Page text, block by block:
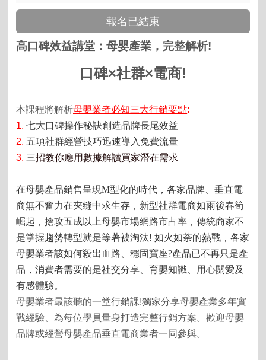
報名已結束
高口碑效益講堂：母嬰產業，完整解析!
口碑×社群×電商!
本課程將解析母嬰業者必知三大行銷要點:
1. 七大口碑操作秘訣創造品牌長尾效益
2. 五項社群經營技巧迅速導入免費流量
3. 三招教你應用數據解讀買家潛在需求
在母嬰產品銷售呈現M型化的時代，各家品牌、垂直電
商無不奮力在夾縫中求生存，新型社群電商如雨後春筍
崛起，搶攻五成以上母嬰市場網路市占率，傳統商家不
是掌握趨勢轉型就是等著被淘汰!如火如荼的熱戰，各家
母嬰業者該如何殺出血路、穩固寶座?產品已不再只是產
品，消費者需要的是社交分享、育嬰知識、用心關愛及
有感體驗。
母嬰業者最該聽的一堂行銷課!獨家分享母嬰產業多年實
戰經驗、為每位學員量身打造完整行銷方案。歡迎母嬰
品牌或經營母嬰產品垂直電商業者一同參與。